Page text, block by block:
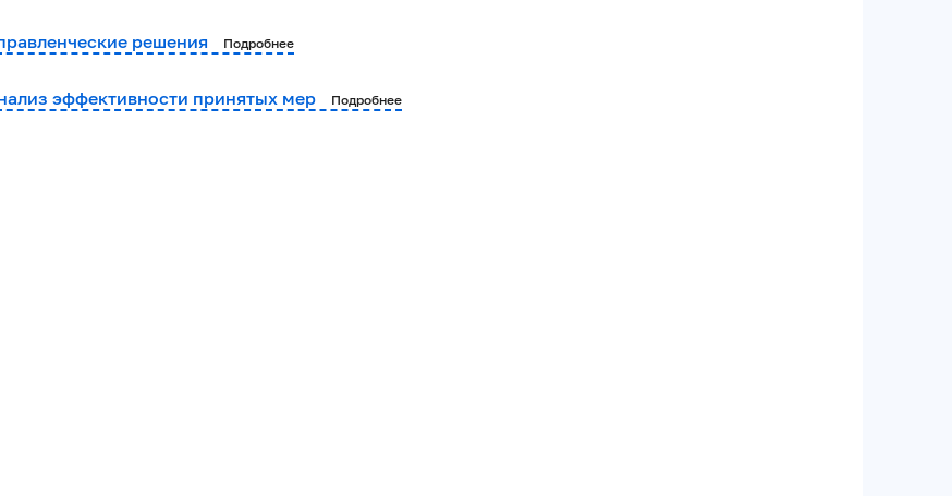
решения Подробнее
эффективности принятых мер Подробнее